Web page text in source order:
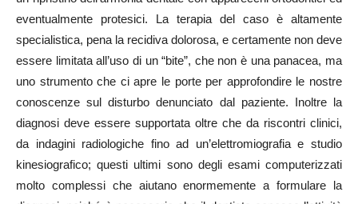
eventualmente protesici. La terapia del caso è altamente
specialistica, pena la recidiva dolorosa, e certamente non deve
essere limitata all’uso di un “bite”, che non è una panacea, ma
uno strumento che ci apre le porte per approfondire le nostre
conoscenze sul disturbo denunciato dal paziente. Inoltre la
diagnosi deve essere supportata oltre che da riscontri clinici,
da indagini radiologiche fino ad un’elettromiografia e studio
kinesiografico; questi ultimi sono degli esami computerizzati
molto complessi che aiutano enormemente a formulare la